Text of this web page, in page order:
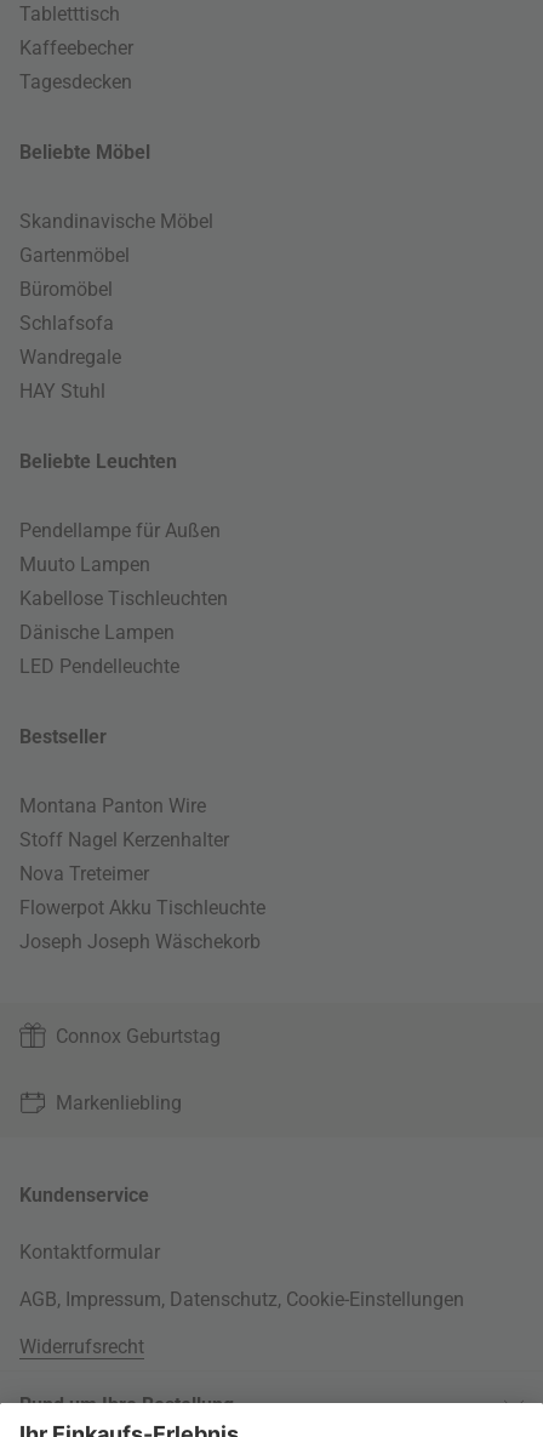
Tabletttisch
Kaffeebecher
Tagesdecken
Beliebte Möbel
Skandinavische Möbel
Gartenmöbel
Büromöbel
Schlafsofa
Wandregale
HAY Stuhl
Beliebte Leuchten
Pendellampe für Außen
Muuto Lampen
Kabellose Tischleuchten
Dänische Lampen
LED Pendelleuchte
Bestseller
Montana Panton Wire
Stoff Nagel Kerzenhalter
Nova Treteimer
Flowerpot Akku Tischleuchte
Joseph Joseph Wäschekorb
Connox Geburtstag
Markenliebling
Kundenservice
Kontaktformular
AGB, Impressum, Datenschutz, Cookie-Einstellungen
Widerrufsrecht
Rund um Ihre Bestellung